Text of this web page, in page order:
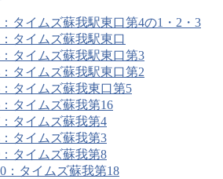
タイムズ蘇我駅東口第4の1・2・3
タイムズ蘇我駅東口
タイムズ蘇我駅東口第3
タイムズ蘇我駅東口第2
タイムズ蘇我東口第5
タイムズ蘇我第16
タイムズ蘇我第4
タイムズ蘇我第3
タイムズ蘇我第8
：タイムズ蘇我第18